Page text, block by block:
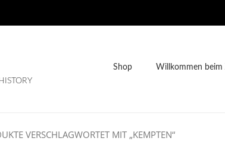
Shop Willkommen beim
VERSCHLAGWORTET MIT „KEMPTEN“